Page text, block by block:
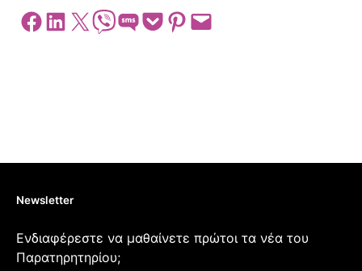
Share on Facebook
Share on LinkedIn
Share on X Share on ViberShare on SMSShare on Pocket
Share on Pinterest
Email this Page
Newsletter
Ενδιαφέρεστε να μαθαίνετε πρώτοι τα νέα του
Παρατηρητηρίου;